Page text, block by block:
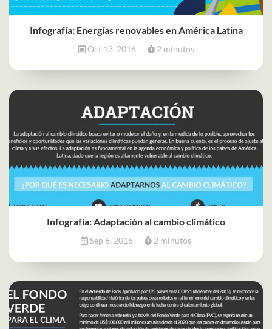
Infografía: Energías renovables en América Latina
Oct 13, 2016 2 minutos
Infografía: Adaptación al cambio climático
Sep 6, 2016 2 minutos